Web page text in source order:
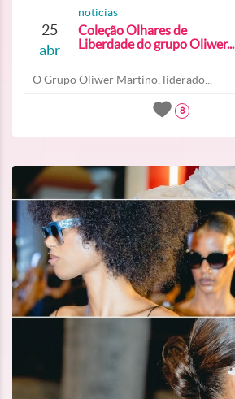
25
abr
noticias
Coleção Olhares de
Liberdade do grupo Oliwer...
O Grupo Oliwer Martino, liderado...
8